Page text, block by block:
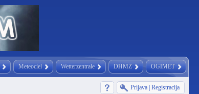
Meteociel Wetterzentrale DHMZ OGIMET
Prijava Registracija